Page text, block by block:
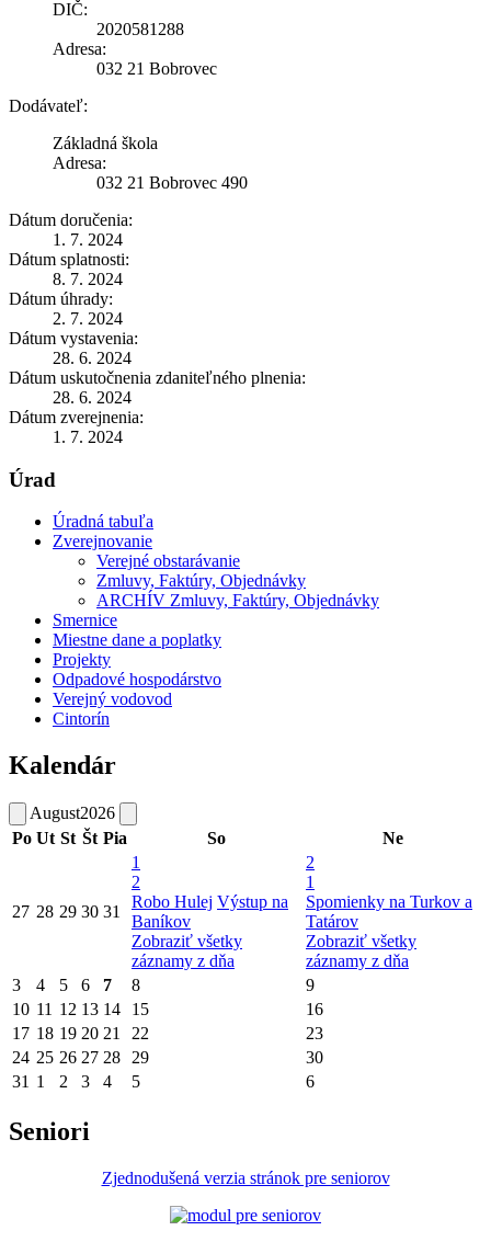
DIČ:
2020581288
Adresa:
032 21 Bobrovec
Dodávateľ:
Základná škola
Adresa:
032 21 Bobrovec 490
Dátum doručenia:
1. 7. 2024
Dátum splatnosti:
8. 7. 2024
Dátum úhrady:
2. 7. 2024
Dátum vystavenia:
28. 6. 2024
Dátum uskutočnenia zdaniteľného plnenia:
28. 6. 2024
Dátum zverejnenia:
1. 7. 2024
Úrad
Úradná tabuľa
Zverejnovanie
Verejné obstarávanie
Zmluvy, Faktúry, Objednávky
ARCHÍV Zmluvy, Faktúry, Objednávky
Smernice
Miestne dane a poplatky
Projekty
Odpadové hospodárstvo
Verejný vodovod
Cintorín
Kalendár
August2026
Po Ut St Št Pia So Ne
27 28 29 30 31
1
2
Robo Hulej Výstup na
Baníkov
Zobraziť všetky
záznamy z dňa
2
1
Spomienky na Turkov a
Tatárov
Zobraziť všetky
záznamy z dňa
3
4 5 6 7 8
9
10 11 12 13 14 15
16
17 18 19 20 21 22
23
24 25 26 27 28 29
30
31 1 2 3 4 5 6
Seniori
Zjednodušená verzia stránok pre seniorov